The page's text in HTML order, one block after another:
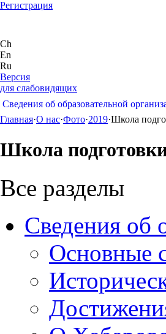
Регистрация
Ch
En
Ru
Версия
для слабовидящих
Сведения об образовательной
Главная·О нас·Фото·2019·Школа
Школа
Все разделы
Сведения об
Основные